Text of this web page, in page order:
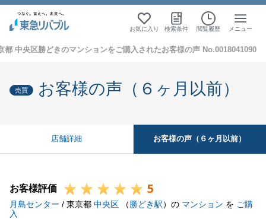
お気に入り 検索条件 閲覧履歴 メニュー
都 中央区勝どきのマンションをご購入されたお客様の声 No.0018041090
売買 お客様の声（６ヶ月以前）
店舗詳細 お客様の声（６ヶ月以前）
お客様評価 5
月島センター / 東京都 中央区 （ 勝どき駅）の マンション を ご購
入